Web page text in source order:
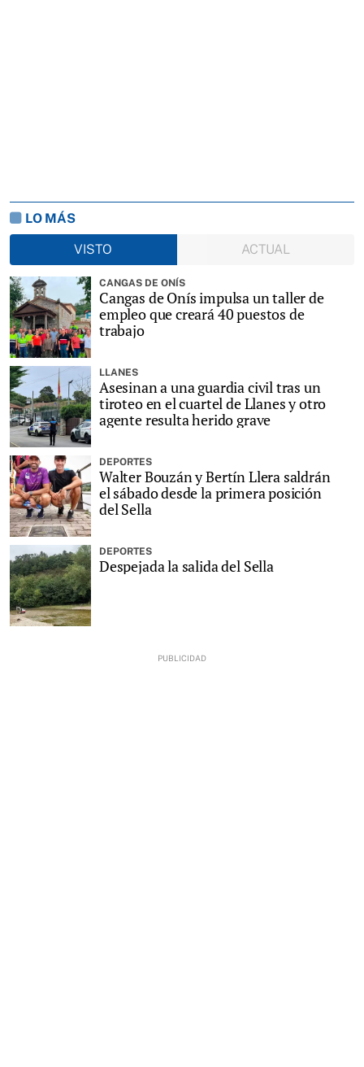
LO MÁS
VISTO
ACTUAL
CANGAS DE ONÍS
Cangas de Onís impulsa un taller de
empleo que creará 40 puestos de
trabajo
LLANES
Asesinan a una guardia civil tras un
tiroteo en el cuartel de Llanes y otro
agente resulta herido grave
DEPORTES
Walter Bouzán y Bertín Llera saldrán
el sábado desde la primera posición
del Sella
DEPORTES
Despejada la salida del Sella